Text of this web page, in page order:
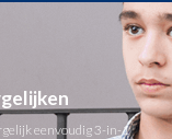
eenvoudig 3-in-1